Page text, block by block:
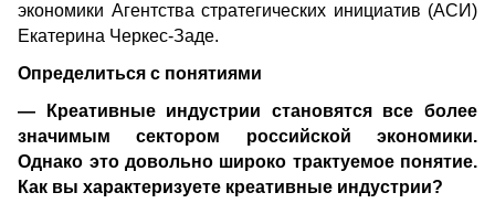
экономики Агентства стратегических инициатив (АСИ)
Екатерина Черкес-Заде.
Определиться с понятиями
— Креативные индустрии становятся все более
значимым сектором российской экономики.
Однако это довольно широко трактуемое понятие.
Как вы характеризуете креативные индустрии?